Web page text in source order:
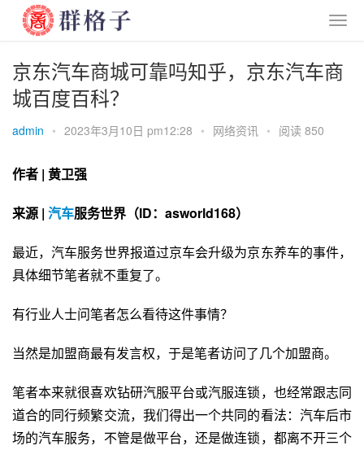
京东汽车商城可靠吗知乎，京东汽车商
城百度百科？
admin • 2023年3月10日 pm12:28 • 网络资讯 • 阅读 850
作者 | 黄卫强
来源 | 汽车服务世界（ID：asworld168）
最近，汽车服务世界报道过京车会升级为京东养车的事件，
具体细节笔者就不重复了。
有行业人士问笔者怎么看待这件事情？
当然是加盟商最有发言权，于是笔者访问了几个加盟商。
笔者本来就很喜欢钻研汽服平台或汽服连锁，也经常跟志同
道合的同行频繁交流，我们得出一个共同的看法：汽车后市
场的汽车服务，不管是做平台，还是做连锁，都离不开三个